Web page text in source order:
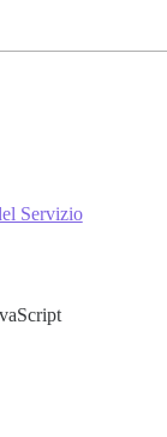
Servizio